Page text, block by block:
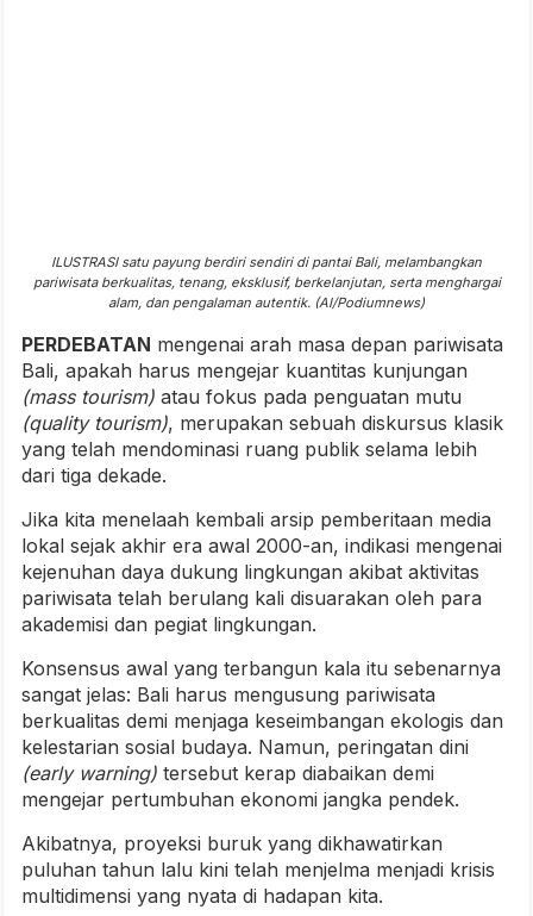
ILUSTRASI satu payung berdiri sendiri di pantai Bali, melambangkan
pariwisata berkualitas, tenang, eksklusif, berkelanjutan, serta menghargai
alam, dan pengalaman autentik. (AI/Podiumnews)
PERDEBATAN mengenai arah masa depan pariwisata
Bali, apakah harus mengejar kuantitas kunjungan
(mass tourism) atau fokus pada penguatan mutu
(quality tourism), merupakan sebuah diskursus klasik
yang telah mendominasi ruang publik selama lebih
dari tiga dekade.
Jika kita menelaah kembali arsip pemberitaan media
lokal sejak akhir era awal 2000-an, indikasi mengenai
kejenuhan daya dukung lingkungan akibat aktivitas
pariwisata telah berulang kali disuarakan oleh para
akademisi dan pegiat lingkungan.
Konsensus awal yang terbangun kala itu sebenarnya
sangat jelas: Bali harus mengusung pariwisata
berkualitas demi menjaga keseimbangan ekologis dan
kelestarian sosial budaya. Namun, peringatan dini
(early warning) tersebut kerap diabaikan demi
mengejar pertumbuhan ekonomi jangka pendek.
Akibatnya, proyeksi buruk yang dikhawatirkan
puluhan tahun lalu kini telah menjelma menjadi krisis
multidimensi yang nyata di hadapan kita.